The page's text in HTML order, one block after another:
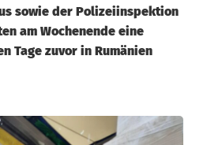
sowie der Polizeiinspektion
am Wochenende eine
Tage zuvor in Rumänien